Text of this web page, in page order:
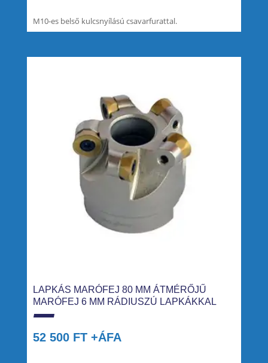
M10-es belső kulcsnyílású csavarfurattal.
LAPKÁS MARÓFEJ 80 MM ÁTMÉRŐJŰ
MARÓFEJ 6 MM RÁDIUSZÚ LAPKÁKKAL
52 500 FT +ÁFA